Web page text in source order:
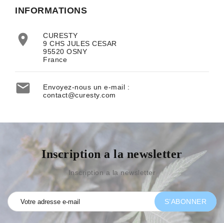
INFORMATIONS

CURESTY
9 CHS JULES CESAR
95520 OSNY
France

Envoyez-nous un e-mail :
contact@curesty.com
Inscription a la newsletter
Inscription a la newsletter
S’ABONNER